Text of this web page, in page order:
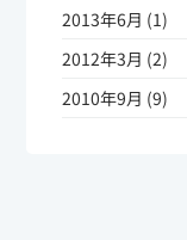
2013年6月 (1)
2012年3月 (2)
2010年9月 (9)